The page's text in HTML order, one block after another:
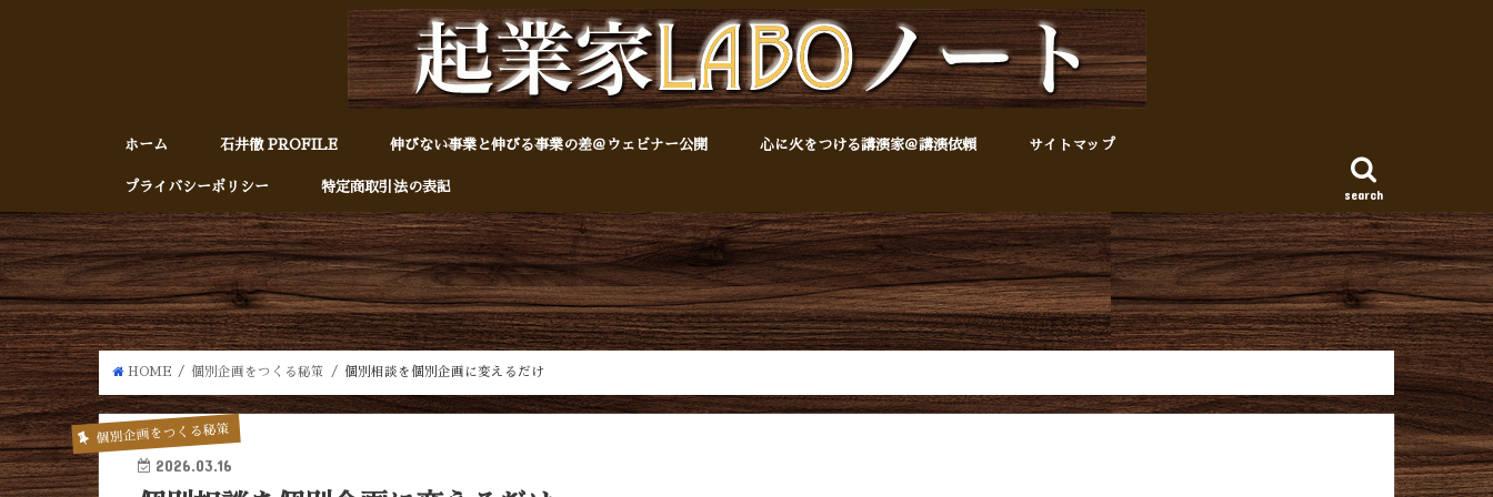
search
ホーム 石井徹 PROFILE 伸びない事業と伸びる事業の差＠ウェビナー公開 心に火をつける講演家＠講演依頼 サイトマップ
プライバシーポリシー 特定商取引法の表記
HOME 個別企画をつくる秘策 個別相談を個別企画に変えるだけ
個別企画をつくる秘策
2026.03.16